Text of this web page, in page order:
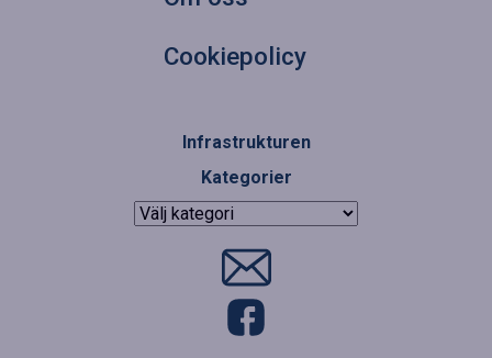
Cookiepolicy
Infrastrukturen
Kategorier
Kategorier